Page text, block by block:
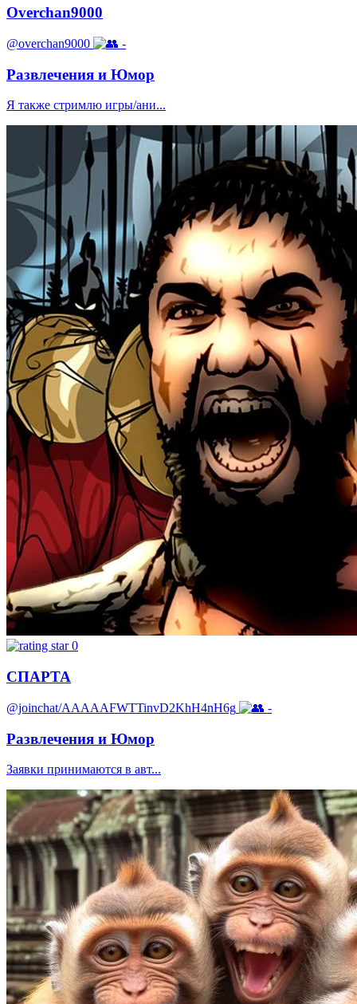
Overchan9000
@overchan9000 -
Развлечения и Юмор
Я также стримлю игры/ани...
0
СПАРТА
@joinchat/AAAAAFWTTinvD2KhH4nH6g -
Развлечения и Юмор
Заявки принимаются в авт...